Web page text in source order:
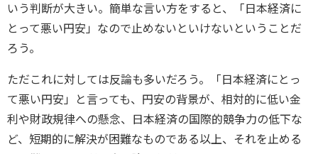
いう判断が大きい。簡単な言い方をすると、「日本経済に
とって悪い円安」なので止めないといけないということだ
ろう。
ただこれに対しては反論も多いだろう。「日本経済にとっ
て悪い円安」と言っても、円安の背景が、相対的に低い金
利や財政規律への懸念、日本経済の国際的競争力の低下な
ど、短期的に解決が困難なものである以上、それを止める